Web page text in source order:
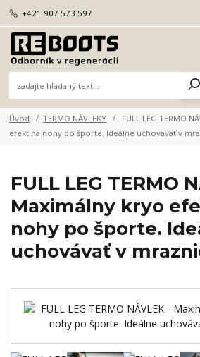
+421 907 573 597
Úvod TERMO NÁVLEKY
FULL LEG TERMO
efekt na nohy po športe. Ideálne uchovávať v
FULL LEG TERMO
Maximálny kryo
nohy po športe.
uchovávať v